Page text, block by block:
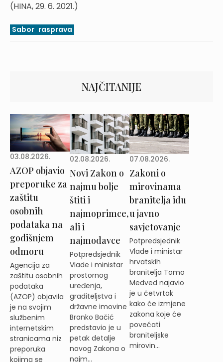
(HINA, 29. 6. 2021.)
Sabor rasprava
NAJČITANIJE
03.08.2026.
AZOP objavio
preporuke za
zaštitu
osobnih
podataka na
godišnjem
odmoru
Agencija za
zaštitu osobnih
podataka
(AZOP) objavila
je na svojim
službenim
internetskim
stranicama niz
preporuka
kojima se
02.08.2026.
Novi Zakon o
najmu bolje
štiti i
najmoprimce,
ali i
najmodavce
Potpredsjednik
Vlade i ministar
prostornog
uređenja,
graditeljstva i
državne imovine
Branko Bačić
predstavio je u
petak detalje
novog Zakona o
najm...
07.08.2026.
Zakoni o
mirovinama
branitelja idu
u javno
savjetovanje
Potpredsjednik
Vlade i ministar
hrvatskih
branitelja Tomo
Medved najavio
je u četvrtak
kako će izmjene
zakona koje će
povećati
braniteljske
mirovin...